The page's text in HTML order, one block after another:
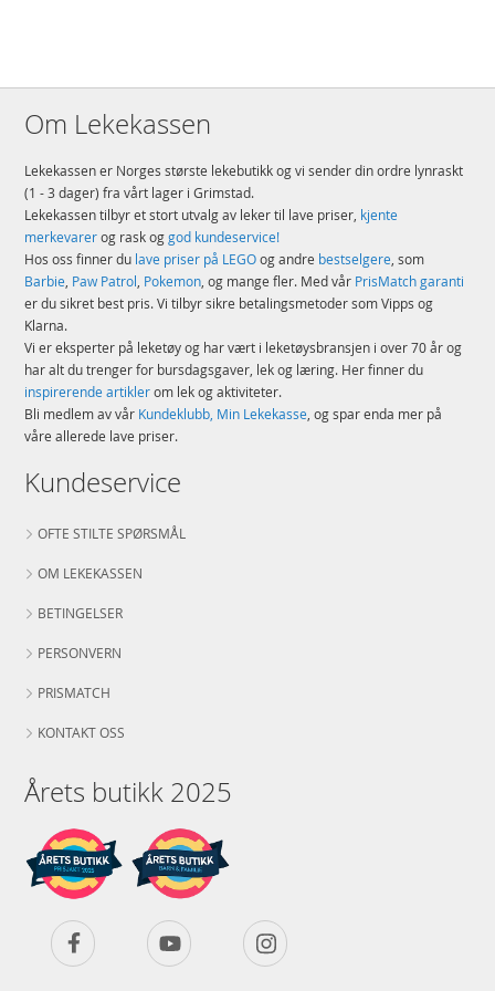
Om Lekekassen
Lekekassen er Norges største lekebutikk og vi sender din ordre lynraskt
(1 - 3 dager) fra vårt lager i Grimstad.
Lekekassen tilbyr et stort utvalg av leker til lave priser, kjente
merkevarerog rask oggod kundeservice!
Hos oss finner du lave priser på LEGOog andre bestselgere, som
Barbie, Paw Patrol, Pokemon, og mange fler. Med vår PrisMatch garanti
er du sikret best pris. Vi tilbyr sikre betalingsmetoder som Vipps og
Klarna.
Vi er eksperter på leketøy og har vært i leketøysbransjen i over 70 år og
har alt du trenger for bursdagsgaver, lek og læring. Her finner du
inspirerende artiklerom lek og aktiviteter.
Bli medlem av vår Kundeklubb, Min Lekekasse, og spar enda mer på
våre allerede lave priser.
Kundeservice
OFTE STILTE SPØRSMÅL
OM LEKEKASSEN
BETINGELSER
PERSONVERN
PRISMATCH
KONTAKT OSS
Årets butikk 2025